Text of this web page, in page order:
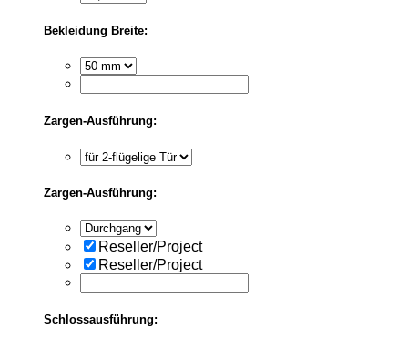
Bekleidung Breite:
Zargen-Ausführung:
Zargen-Ausführung:
Reseller/Project
Reseller/Project
Schlossausführung: